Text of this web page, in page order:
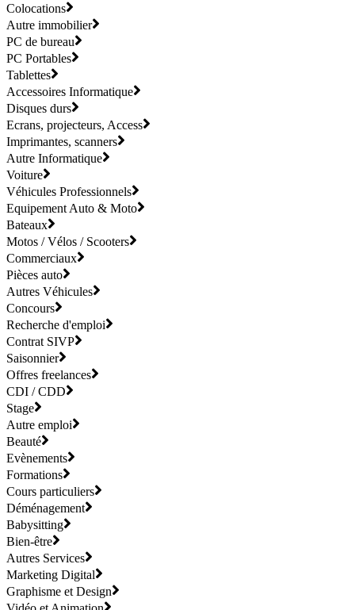
Colocations
Autre immobilier
PC de bureau
PC Portables
Tablettes
Accessoires Informatique
Disques durs
Ecrans, projecteurs, Access
Imprimantes, scanners
Autre Informatique
Voiture
Véhicules Professionnels
Equipement Auto & Moto
Bateaux
Motos / Vélos / Scooters
Commerciaux
Pièces auto
Autres Véhicules
Concours
Recherche d'emploi
Contrat SIVP
Saisonnier
Offres freelances
CDI / CDD
Stage
Autre emploi
Beauté
Evènements
Formations
Cours particuliers
Déménagement
Babysitting
Bien-être
Autres Services
Marketing Digital
Graphisme et Design